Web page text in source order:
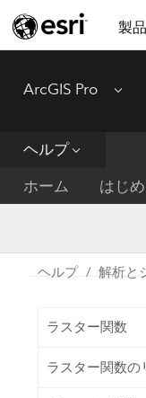
製品
完
テ
ArcGIS Pro Menu
ヘルプ
ホーム はじ
ヘルプ 解析と
ラスター関数
ラスター関数の